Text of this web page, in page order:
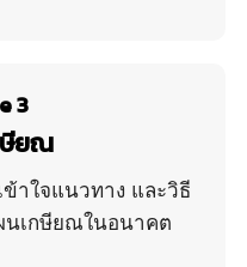
3
ยณ
าใจแนวทาง และวิธี
นเกษียณในอนาคต